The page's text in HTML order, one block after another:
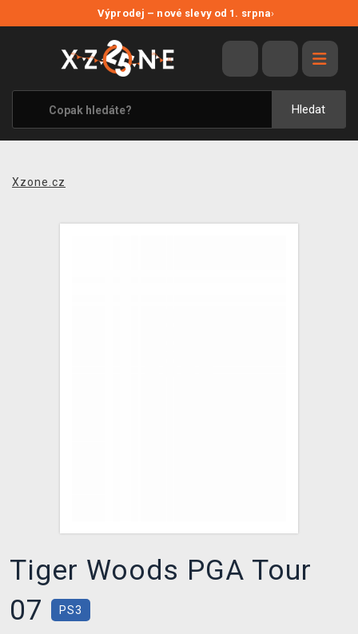
Výprodej – nové slevy od 1. srpna›
Hledat
VÝPRODEJ
VIDEOHRY
XZONE ORIGINALS
TÉMATIKY
Xzone.cz
Tiger Woods PGA Tour
07
PS3